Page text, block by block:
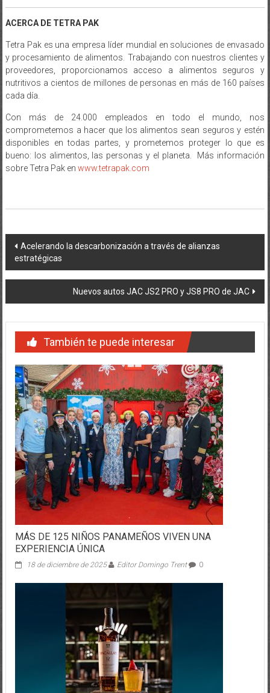
ACERCA DE TETRA PAK
Tetra Pak es una empresa líder mundial en soluciones de envasado
y procesamiento de alimentos. Trabajando con nuestros clientes y
proveedores, proporcionamos acceso a alimentos seguros y
nutritivos a cientos de millones de personas en más de 160 países
cada día.
Con más de 24.000 empleados en todo el mundo, nos
comprometemos a hacer que los alimentos sean seguros y estén
disponibles en todas partes, y prometemos proteger lo que es
bueno: los alimentos, las personas y el planeta. Más información
sobre Tetra Pak en www.tetrapak.com
Navegación
de
Acelerando la descarbonización a través de alianzas
estratégicas
Nuevos autos JAC JS2 PRO y JS8 PRO de JAC
También te puede interesar
MÁS DE 125 NIÑOS PANAMEÑOS VIVEN UNA
EXPERIENCIA ÚNICA
18 de diciembre de 2025 Editor Domingo Trent 0